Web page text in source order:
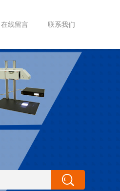
在线留言 联系我们